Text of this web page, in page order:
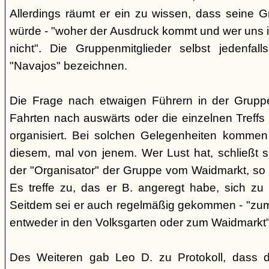
Allerdings räumt er ein zu wissen, dass seine
würde - "woher der Ausdruck kommt und wer
nicht". Die Gruppenmitglieder selbst
"Navajos" bezeichnen.
Die Frage nach etwaigen Führern in der
Fahrten nach auswärts oder die einzelnen
organisiert. Bei solchen Gelegenheiten
diesem, mal von jenem. Wer Lust hat, schließt
der "Organisator" der Gruppe vom Waidmarkt,
Es treffe zu, das er B. angeregt habe, sich zu
Seitdem sei er auch regelmäßig gekommen -
entweder in den Volksgarten oder zum
Des Weiteren gab Leo D. zu Protokoll, dass